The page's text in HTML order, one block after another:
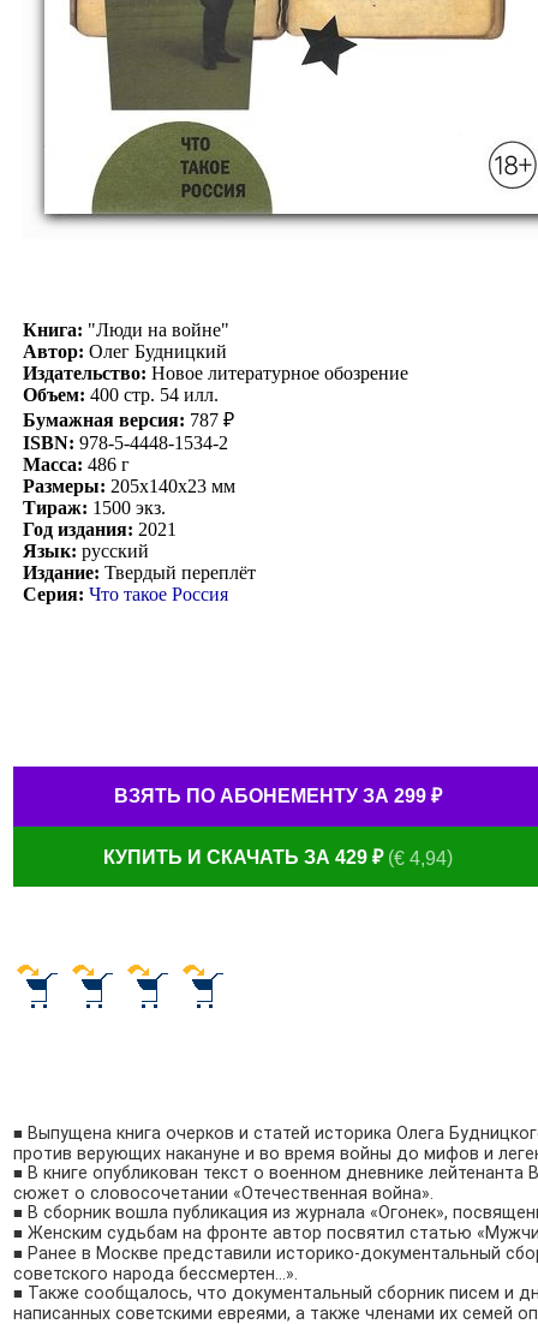
Книга: "Люди на войне"
Автор: Олег Будницкий
Издательство: Новое литературное обозрение
Объем: 400 стр. 54 илл.
Бумажная версия: 787 ₽
ISBN: 978-5-4448-1534-2
Масса: 486 г
Размеры: 205x140x23 мм
Тираж: 1500 экз.
Год издания: 2021
Язык: русский
Издание: Твердый переплёт
Серия: Что такое Россия
ВЗЯТЬ ПО АБОНЕМЕНТУ ЗА 299 ₽
КУПИТЬ И СКАЧАТЬ ЗА 429 ₽(€ 4,94)
■ Выпущена книга очерков и статей историка Олега
против верующих накануне и во время войны до мифов и
■ В книге опубликован текст о военном дневнике
сюжет о словосочетании «Отечественная война».
■ В сборник вошла публикация из журнала «Огонек»,
■ Женским судьбам на фронте автор посвятил статью
■ Ранее в Москве представили историко-документальный
советского народа бессмертен…».
■ Также сообщалось, что документальный сборник писем и
написанных советскими евреями, а также членами их семей